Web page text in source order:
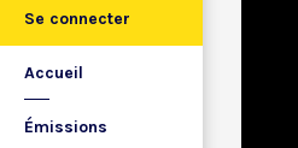
Se connecter
Accueil
Émissions